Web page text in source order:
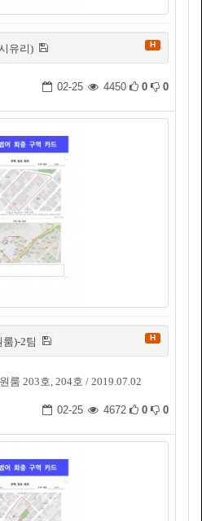
유리) H
02-25 4450 0 0
)-2팀 H
룸 203호, 204호 / 2019.07.02
02-25 4672 0 0